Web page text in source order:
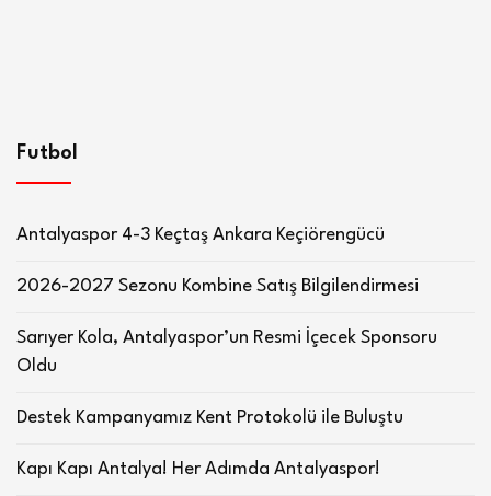
Futbol
Antalyaspor 4-3 Keçtaş Ankara Keçiörengücü
2026-2027 Sezonu Kombine Satış Bilgilendirmesi
Sarıyer Kola, Antalyaspor’un Resmi İçecek Sponsoru
Oldu
Destek Kampanyamız Kent Protokolü ile Buluştu
Kapı Kapı Antalya! Her Adımda Antalyaspor!